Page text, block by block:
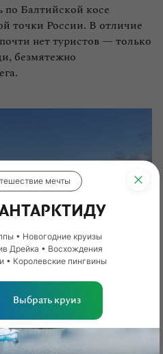
по Балтийской косе
точки России. В отличие
нет туристов — только
безмятежно
мечты
• Новогодние круизы
Дрейка • Восхождения
• Королевские пингвины
Выбрать круиз